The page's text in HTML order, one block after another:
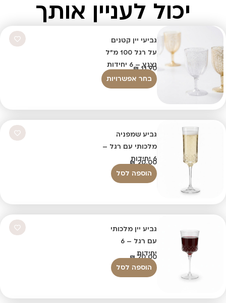
יכול לעניין אותך
גביעי יין קטנים
על רגל 100 מ"ל
נצנץ – 6 יחידות
₪11.90
בחר אפשרויות
גביע שמפניה
מלכותי עם רגל –
6 יחידות
₪20.00
הוספה לסל
גביע יין מלכותי
עם רגל – 6
יחידות₪20.00
הוספה לסל